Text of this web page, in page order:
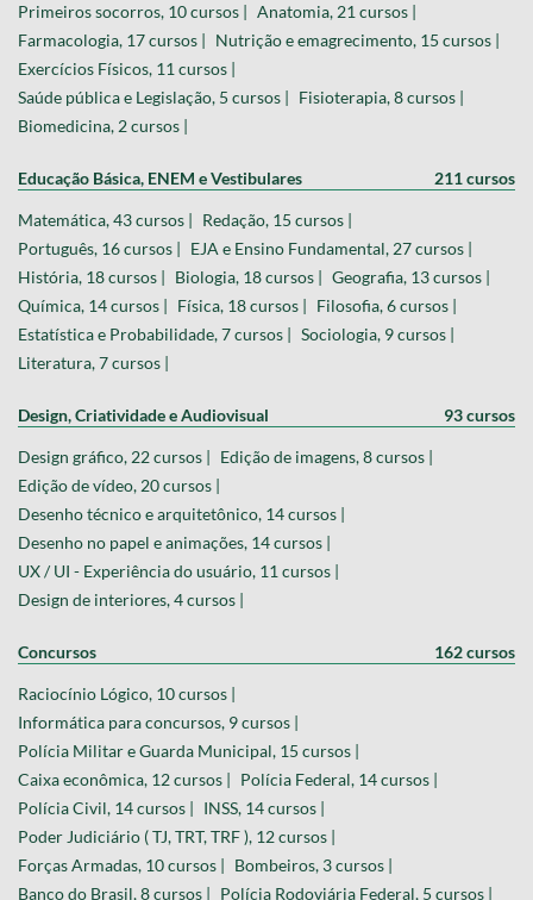
Primeiros socorros, 10 cursos |
Anatomia, 21 cursos |
Farmacologia, 17 cursos |
Nutrição e emagrecimento, 15 cursos |
Exercícios Físicos, 11 cursos |
Saúde pública e Legislação, 5 cursos |
Fisioterapia, 8 cursos |
Biomedicina, 2 cursos |
Educação Básica, ENEM e Vestibulares 211 cursos
Matemática, 43 cursos |
Redação, 15 cursos |
Português, 16 cursos |
EJA e Ensino Fundamental, 27 cursos |
História, 18 cursos |
Biologia, 18 cursos |
Geografia, 13 cursos |
Química, 14 cursos |
Física, 18 cursos |
Filosofia, 6 cursos |
Estatística e Probabilidade, 7 cursos |
Sociologia, 9 cursos |
Literatura, 7 cursos |
Design, Criatividade e Audiovisual 93 cursos
Design gráfico, 22 cursos |
Edição de imagens, 8 cursos |
Edição de vídeo, 20 cursos |
Desenho técnico e arquitetônico, 14 cursos |
Desenho no papel e animações, 14 cursos |
UX / UI - Experiência do usuário, 11 cursos |
Design de interiores, 4 cursos |
Concursos 162 cursos
Raciocínio Lógico, 10 cursos |
Informática para concursos, 9 cursos |
Polícia Militar e Guarda Municipal, 15 cursos |
Caixa econômica, 12 cursos |
Polícia Federal, 14 cursos |
Polícia Civil, 14 cursos |
INSS, 14 cursos |
Poder Judiciário ( TJ, TRT, TRF ), 12 cursos |
Forças Armadas, 10 cursos |
Bombeiros, 3 cursos |
Banco do Brasil, 8 cursos |
Polícia Rodoviária Federal, 5 cursos |